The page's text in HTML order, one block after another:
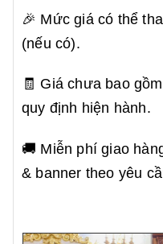
🎉 Mức giá có thể
(nếu có).
🧾 Giá chưa bao
quy định hiện hành.
🚚 Miễn phí giao
& banner theo yêu